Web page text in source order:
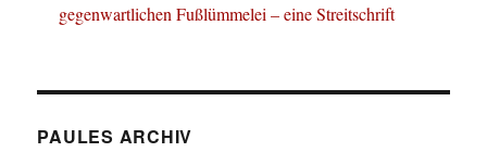
gegenwartlichen Fußlümmelei – eine Streitschrift
PAULES ARCHIV